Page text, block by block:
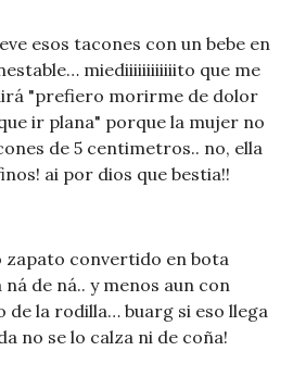
esos tacones con un bebe en
miediiiiiiiiiiiito que me
"prefiero morirme de dolor
ir plana" porque la mujer no
de 5 centimetros.. no, ella
ai por dios que bestia!!
zapato convertido en bota
de ná.. y menos aun con
de la rodilla… buarg si eso llega
no se lo calza ni de coña!